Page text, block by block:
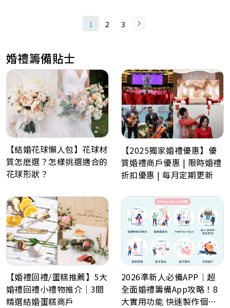
1 2 3
婚禮籌備貼士
【結婚花球懶人包】花球材
質怎麽選？怎樣挑選適合的
花球形狀？
【2025獨家婚禮優惠】優
質婚禮商戶優惠 | 限時婚禮
折扣優惠 | 每月定期更新
【婚禮回禮/蛋糕推薦】5大
婚禮回禮小禮物推介｜3間
精選結婚蛋糕商戶
2026準新人必備APP｜超
全面婚禮籌備App攻略！8
大實用功能 快速製作個人